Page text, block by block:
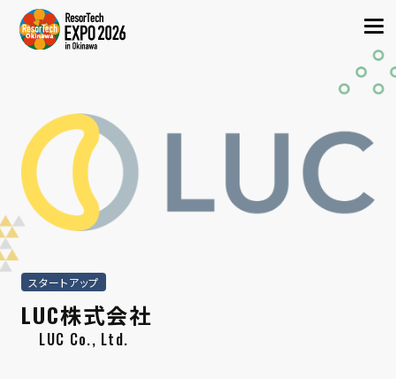
スタートアップ
LUC株式会社
LUC Co., Ltd.